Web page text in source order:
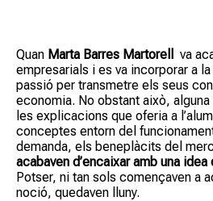
Quan Marta Barres Martorell
va
empresarials i es va incorporar a
passió per transmetre els seus
economia. No obstant això,
les explicacions que oferia a
conceptes entorn del
demanda, els beneplàcits del
acabaven d’encaixar amb una
Potser, ni tan sols començaven a
noció, quedaven lluny.